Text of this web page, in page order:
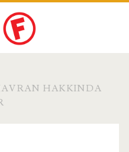
HAKKINDA